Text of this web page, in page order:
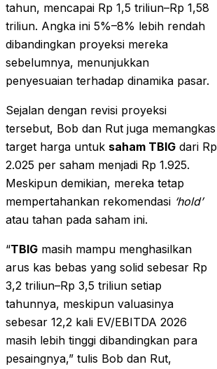
tahun, mencapai Rp 1,5 triliun–Rp 1,58
triliun. Angka ini 5%–8% lebih rendah
dibandingkan proyeksi mereka
sebelumnya, menunjukkan
penyesuaian terhadap dinamika pasar.
Sejalan dengan revisi proyeksi
tersebut, Bob dan Rut juga memangkas
target harga untuk saham TBIG dari Rp
2.025 per saham menjadi Rp 1.925.
Meskipun demikian, mereka tetap
mempertahankan rekomendasi ‘hold’
atau tahan pada saham ini.
“TBIG masih mampu menghasilkan
arus kas bebas yang solid sebesar Rp
3,2 triliun–Rp 3,5 triliun setiap
tahunnya, meskipun valuasinya
sebesar 12,2 kali EV/EBITDA 2026
masih lebih tinggi dibandingkan para
pesaingnya,” tulis Bob dan Rut,